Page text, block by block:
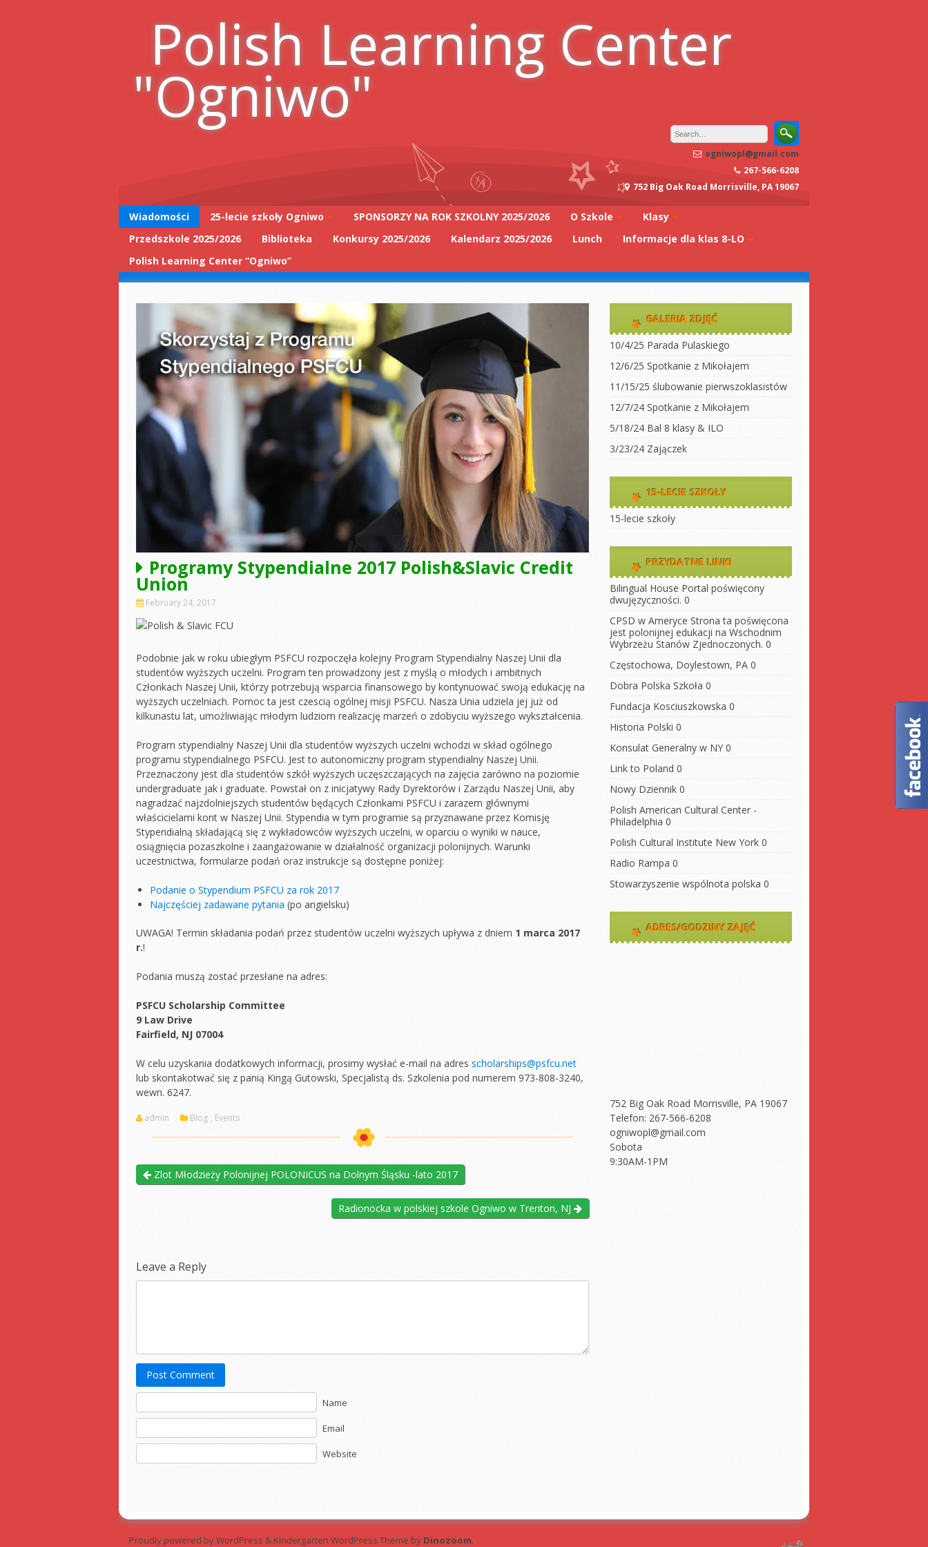
Polish Learning Center
"Ogniwo"
ogniwopl@gmail.com
267-566-6208
752 Big Oak Road Morrisville, PA 19067
Wiadomości
25-lecie szkoły Ogniwo
25-lecie wpis do
SPONSORZY NA ROK SZKOLNY 2025/2026
O Szkole
Adres szkoły
2025/2026
2025/2026
Statut szkoły
“Ogniwo”
Dokumenty do
15-lecie szkoły
Klasy
Klasa 0A
Klasa 1A
Klasa 1B
Klasa 2
Klasa 3A
Klasa 3 B
Klasa 5
Klasa 6
Klasa 8
LO 1
Przedszkole 2025/2026 Biblioteka Konkursy 2025/2026 Kalendarz 2025/2026 Lunch
Informacje dla klas 8-LO
Stypendia
Egzaminy z
dwujęzyczności
Polish Learning Center “Ogniwo”
Programy Stypendialne 2017 Polish&Slavic Credit
Union
February 24, 2017
Podobnie jak w roku ubiegłym PSFCU rozpoczęła kolejny Program Stypendialny Naszej Unii dla
studentów wyższych uczelni. Program ten prowadzony jest z myślą o młodych i ambitnych
Członkach Naszej Unii, którzy potrzebują wsparcia finansowego by kontynuować swoją edukację na
wyższych uczelniach. Pomoc ta jest czescią ogólnej misji PSFCU. Nasza Unia udziela jej już od
kilkunastu lat, umożliwiając młodym ludziom realizację marzeń o zdobyciu wyższego wykształcenia.
Program stypendialny Naszej Unii dla studentów wyższych uczelni wchodzi w skład ogólnego
programu stypendialnego PSFCU. Jest to autonomiczny program stypendialny Naszej Unii.
Przeznaczony jest dla studentów szkół wyższych uczęszczających na zajęcia zarówno na poziomie
undergraduate jak i graduate. Powstał on z inicjatywy Rady Dyrektorów i Zarządu Naszej Unii, aby
nagradzać najzdolniejszych studentów będących Członkami PSFCU i zarazem głównymi
właścicielami kont w Naszej Unii. Stypendia w tym programie są przyznawane przez Komisję
Stypendialną składającą się z wykładowców wyższych uczelni, w oparciu o wyniki w nauce,
osiągnięcia pozaszkolne i zaangażowanie w działalność organizacji polonijnych. Warunki
uczestnictwa, formularze podań oraz instrukcje są dostępne poniżej:
Podanie o Stypendium PSFCU za rok 2017
Najczęściej zadawane pytania (po angielsku)
UWAGA! Termin składania podań przez studentów uczelni wyższych upływa z dniem 1 marca 2017
r.!
Podania muszą zostać przesłane na adres:
PSFCU Scholarship Committee
9 Law Drive
Fairfield, NJ 07004
W celu uzyskania dodatkowych informacji, prosimy wysłać e-mail na adres scholarships@psfcu.net
lub skontakotwać się z panią Kingą Gutowski, Specjalistą ds. Szkolenia pod numerem 973-808-3240,
wewn. 6247.
admin Blog , Events
Zlot Młodzieży Polonijnej POLONICUS na Dolnym Śląsku -lato 2017
Radionocka w polskiej szkole Ogniwo w Trenton, NJ
Leave a Reply
Post Comment
Name
Email
Website
GALERIA ZDJĘĆ
10/4/25 Parada Pulaskiego
12/6/25 Spotkanie z Mikołajem
11/15/25 ślubowanie pierwszoklasistów
12/7/24 Spotkanie z Mikołajem
5/18/24 Bal 8 klasy & ILO
3/23/24 Zajączek
15-LECIE SZKOŁY
15-lecie szkoły
PRZYDATNE LINKI
Bilingual House Portal poświęcony
dwujęzyczności. 0
CPSD w Ameryce Strona ta poświęcona
jest polonijnej edukacji na Wschodnim
Wybrzeżu Stanów Zjednoczonych. 0
Częstochowa, Doylestown, PA 0
Dobra Polska Szkoła 0
Fundacja Kosciuszkowska 0
Historia Polski 0
Konsulat Generalny w NY 0
Link to Poland 0
Nowy Dziennik 0
Polish American Cultural Center -
Philadelphia 0
Polish Cultural Institute New York 0
Radio Rampa 0
Stowarzyszenie wspólnota polska 0
ADRES/GODZINY ZAJĘĆ
752 Big Oak Road Morrisville, PA 19067
Telefon: 267-566-6208
ogniwopl@gmail.com
Sobota
9:30AM-1PM
Proudly powered by WordPress & Kindergarten WordPress Theme by Dinozoom.